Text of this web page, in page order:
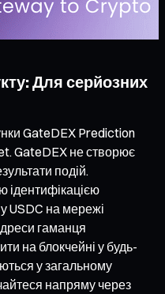
Для серйозних
GateDEX Prediction
GateDEX не створює
подій.
ідентифікацією
USDC на мережі
гаманця
на блокчейні у будь-
у загальному
напряму через